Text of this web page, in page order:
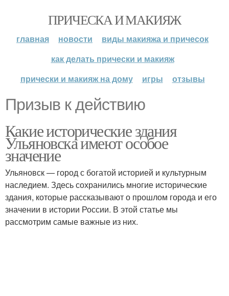
ПРИЧЕСКА И МАКИЯЖ
главная новости
виды макияжа и причесок
как делать прически и макияж
прически и макияж на дому
игры отзывы
Призыв к действию
Какие исторические здания
Ульяновска имеют особое
значение
Ульяновск — город с богатой историей и культурным
наследием. Здесь сохранились многие исторические
здания, которые рассказывают о прошлом города и его
значении в истории России. В этой статье мы
рассмотрим самые важные из них.